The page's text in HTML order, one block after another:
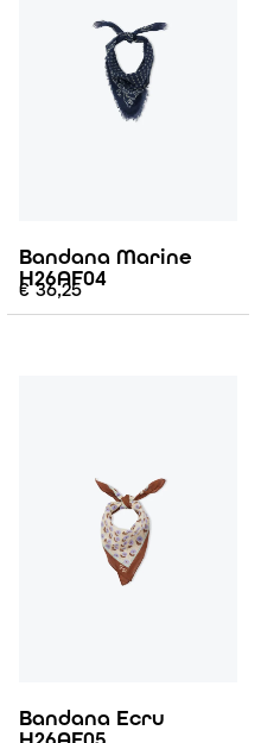
Bandana Marine
H26AF04
€36,25
Bandana Ecru